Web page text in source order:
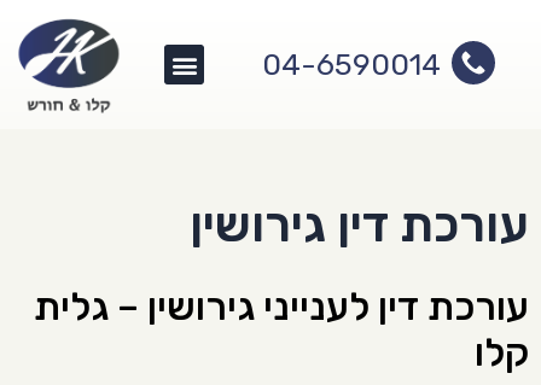
04-6590014
עורכת דין גירושין
עורכת דין לענייני גירושין – גלית
קלו